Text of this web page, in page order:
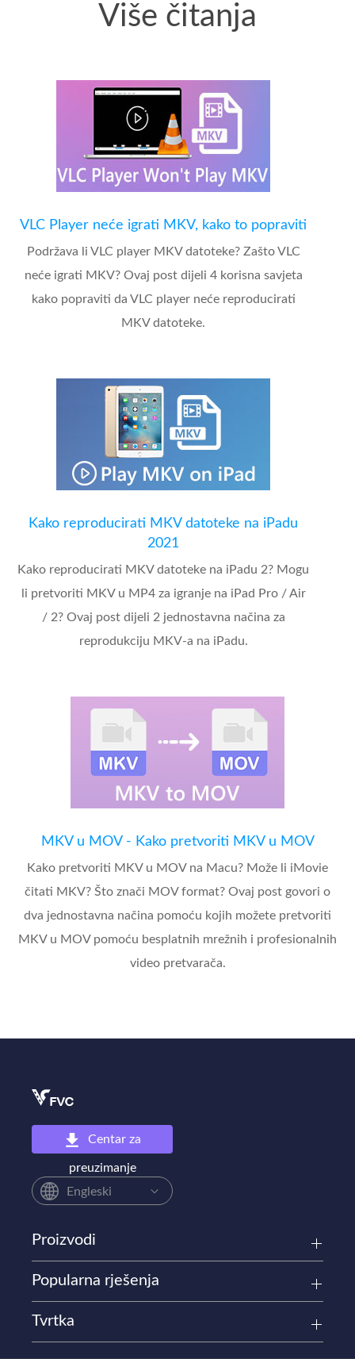
Više čitanja
VLC Player neće igrati MKV, kako to popraviti
Podržava li VLC player MKV datoteke? Zašto VLC
neće igrati MKV? Ovaj post dijeli 4 korisna savjeta
kako popraviti da VLC player neće reproducirati
MKV datoteke.
Kako reproducirati MKV datoteke na iPadu
2021
Kako reproducirati MKV datoteke na iPadu 2? Mogu
li pretvoriti MKV u MP4 za igranje na iPad Pro / Air
/ 2? Ovaj post dijeli 2 jednostavna načina za
reprodukciju MKV-a na iPadu.
MKV u MOV - Kako pretvoriti MKV u MOV
Kako pretvoriti MKV u MOV na Macu? Može li iMovie
čitati MKV? Što znači MOV format? Ovaj post govori o
dva jednostavna načina pomoću kojih možete pretvoriti
MKV u MOV pomoću besplatnih mrežnih i profesionalnih
video pretvarača.
Centar za
preuzimanje
Engleski
Proizvodi
Popularna rješenja
Tvrtka